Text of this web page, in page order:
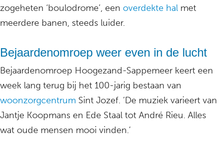
zogeheten ‘boulodrome’, een overdekte hal met
meerdere banen, steeds luider.
Bejaardenomroep weer even in de lucht
Bejaardenomroep Hoogezand-Sappemeer keert een
week lang terug bij het 100-jarig bestaan van
woonzorgcentrum Sint Jozef. ‘De muziek varieert van
Jantje Koopmans en Ede Staal tot André Rieu. Alles
wat oude mensen mooi vinden.’